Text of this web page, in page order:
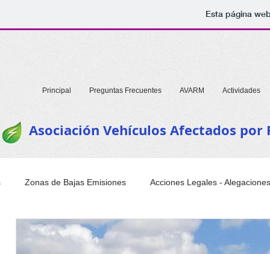
Esta página
Principal Preguntas Frecuentes AVARM Actividades
Asociación Vehículos Afectados
Zonas de Bajas Emisiones Acciones Legales - Alegaciones